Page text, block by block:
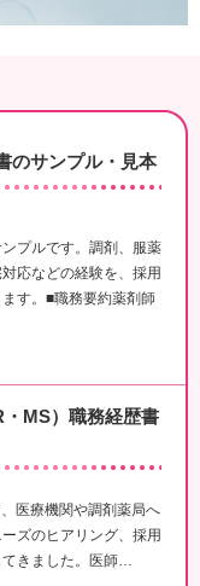
のサンプル・見本
プルです。調剤、服薬
応などの経験を、採用
す。■職務要約薬剤師
MS）職務経歴書
医療機関や調剤薬局へ
ズのヒアリング、採用
きました。医師…